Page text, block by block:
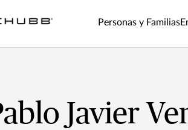
Personas y Familias
Javier